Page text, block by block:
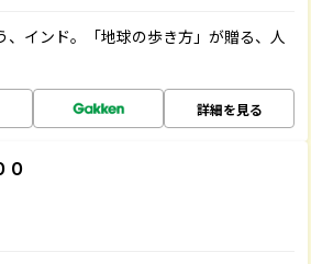
インド。「地球の歩き方」が贈る、人
詳細を見る
０